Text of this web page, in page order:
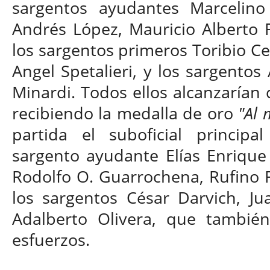
sargentos ayudantes
Andrés López, Mauricio Alberto
los sargentos primeros Toribio
Angel Spetalieri, y los
Minardi. Todos ellos
recibiendo la medalla de oro "Al
partida el suboficial
sargento ayudante Elías
Rodolfo O. Guarrochena,
los sargentos César Darvich,
Adalberto Olivera, que
esfuerzos.